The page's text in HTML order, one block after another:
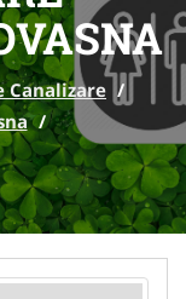
Canalizare /
/